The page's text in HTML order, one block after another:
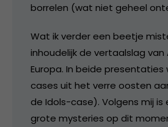
borrelen (wat niet geheel
Wat ik verder een beetje
inhoudelijk de vertaalslag van
Europa. In beide presentaties
cases uit het verre oosten
de Idols-case). Volgens mij is
grote mysteries op dit